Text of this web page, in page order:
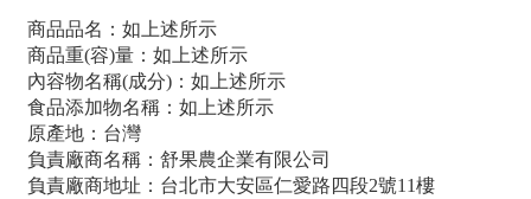
商品品名：如上述所示
商品重(容)量：如上述所示
內容物名稱(成分)：如上述所示
食品添加物名稱：如上述所示
原產地：台灣
負責廠商名稱：舒果農企業有限公司
負責廠商地址：台北市大安區仁愛路四段2號11樓